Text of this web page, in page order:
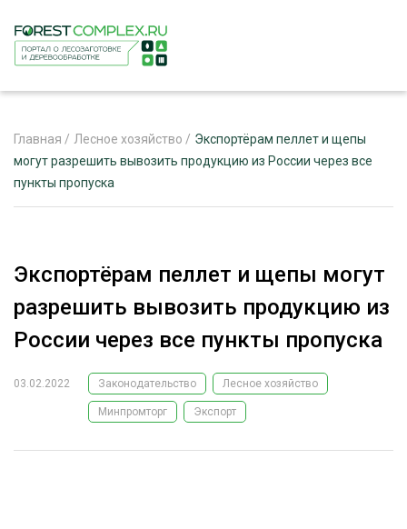
ЖУРНАЛ «ЛЕСНОЙ КОМПЛЕКС»
ЛЕСОЗАГОТОВКА
ЭКСПЕРТНОЕ МНЕНИЕ
Главная / Лесное хозяйство / Экспортёрам пеллет и щепы
могут разрешить вывозить продукцию из России через все
пункты пропуска
Экспортёрам пеллет и щепы могут
разрешить вывозить продукцию из
России через все пункты пропуска
03.02.2022 Законодательство Лесное хозяйство
Минпромторг Экспорт